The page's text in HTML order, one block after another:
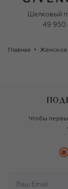
Шелковый
49 950
Главная Женское
Чтобы